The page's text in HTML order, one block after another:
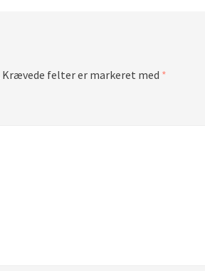
Krævede felter er markeret med *